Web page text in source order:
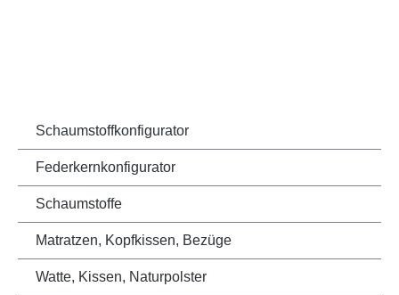
Schaumstoffkonfigurator
Federkernkonfigurator
Schaumstoffe
Matratzen, Kopfkissen, Bezüge
Watte, Kissen, Naturpolster